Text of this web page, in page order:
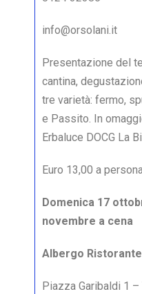
info@orsolani.it
Presentazione del
cantina,
tre varietà: fermo,
e Passito. In
Erbaluce DOCG La
Euro 13,00 a
Domenica 17
novembre a cena
Albergo
Piazza Garibaldi 1